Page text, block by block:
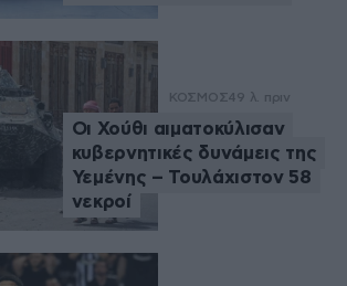
ΚΟΣΜΟΣ49 λ. πριν
Οι Χούθι αιματοκύλισαν
κυβερνητικές δυνάμεις της
Υεμένης – Τουλάχιστον 58
νεκροί